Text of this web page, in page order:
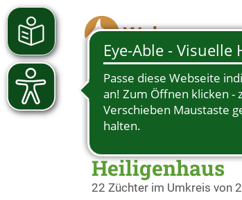
Züchter
Heiligenhaus
22 Züchter im Umkreis von